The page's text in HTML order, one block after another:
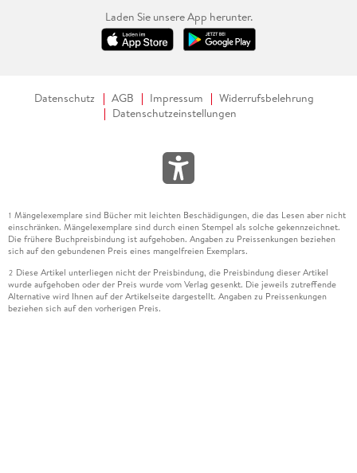
Laden Sie unsere App herunter.
Datenschutz AGB Impressum
Widerrufsbelehrung
Datenschutzeinstellungen
1 Mängelexemplare sind Bücher mit leichten Beschädigungen, die das Lesen aber nicht
einschränken. Mängelexemplare sind durch einen Stempel als solche gekennzeichnet.
Die frühere Buchpreisbindung ist aufgehoben. Angaben zu Preissenkungen beziehen
sich auf den gebundenen Preis eines mangelfreien Exemplars.
2 Diese Artikel unterliegen nicht der Preisbindung, die Preisbindung dieser Artikel
wurde aufgehoben oder der Preis wurde vom Verlag gesenkt. Die jeweils zutreffende
Alternative wird Ihnen auf der Artikelseite dargestellt. Angaben zu Preissenkungen
beziehen sich auf den vorherigen Preis.